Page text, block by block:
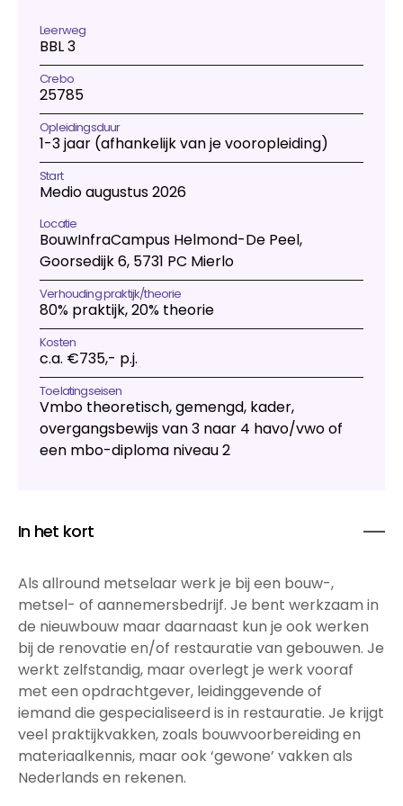
Studiekeuzetest
Interesse­gebieden
Open dag
Meelopen
Informatie
Over mbo
Passend Onderwijs
Vakanties
Voor ouders en verzorgers
Voor nieuwe studenten
Inloggen startpunt
Aanmelden
Leerweg
BBL 3
Crebo
25785
Opleidingsduur
1-3 jaar (afhankelijk van je vooropleiding)
Start
Medio augustus 2026
Locatie
BouwInfraCampus Helmond-De Peel,
Goorsedijk 6, 5731 PC Mierlo
Verhouding praktijk/theorie
80% praktijk, 20% theorie
Kosten
c.a. €735,- p.j.
Toelatingseisen
Vmbo theoretisch, gemengd, kader,
overgangsbewijs van 3 naar 4 havo/vwo of
een mbo-diploma niveau 2
In het kort
Als allround metselaar werk je bij een bouw-,
metsel- of aannemersbedrijf. Je bent werkzaam in
de nieuwbouw maar daarnaast kun je ook werken
bij de renovatie en/of restauratie van gebouwen. Je
werkt zelfstandig, maar overlegt je werk vooraf
met een opdrachtgever, leidinggevende of
iemand die gespecialiseerd is in restauratie. Je krijgt
veel praktijkvakken, zoals bouwvoorbereiding en
materiaalkennis, maar ook ‘gewone’ vakken als
Nederlands en rekenen.